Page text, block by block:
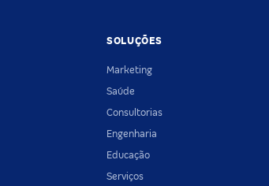
SOLUÇÕES
Marketing
Saúde
Consultorias
Engenharia
Educação
Serviços